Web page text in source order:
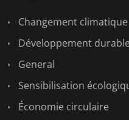
Changement climatique
Développement
General
Sensibilisation
Économie circulaire